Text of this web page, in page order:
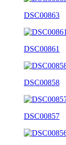
DSC00863
DSC00861
DSC00858
DSC00857